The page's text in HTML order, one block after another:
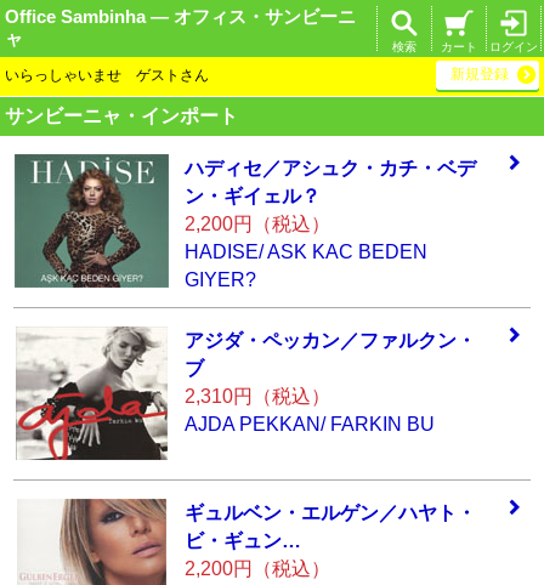
Office Sambinha ― オフィス・サンビーニ
ャ
ログイン
カート
検索
いらっしゃいませ ゲストさん 新規登録
サンビーニャ・インポート
ハディセ／アシュク・カチ・ベデ
ン・ギイェル？
2,200円（税込）
HADISE/ ASK KAC BEDEN
GIYER?
アジダ・ペッカン／ファルクン・
ブ
2,310円（税込）
AJDA PEKKAN/ FARKIN BU
ギュルベン・エルゲン／ハヤト・
ビ・ギュン…
2,200円（税込）